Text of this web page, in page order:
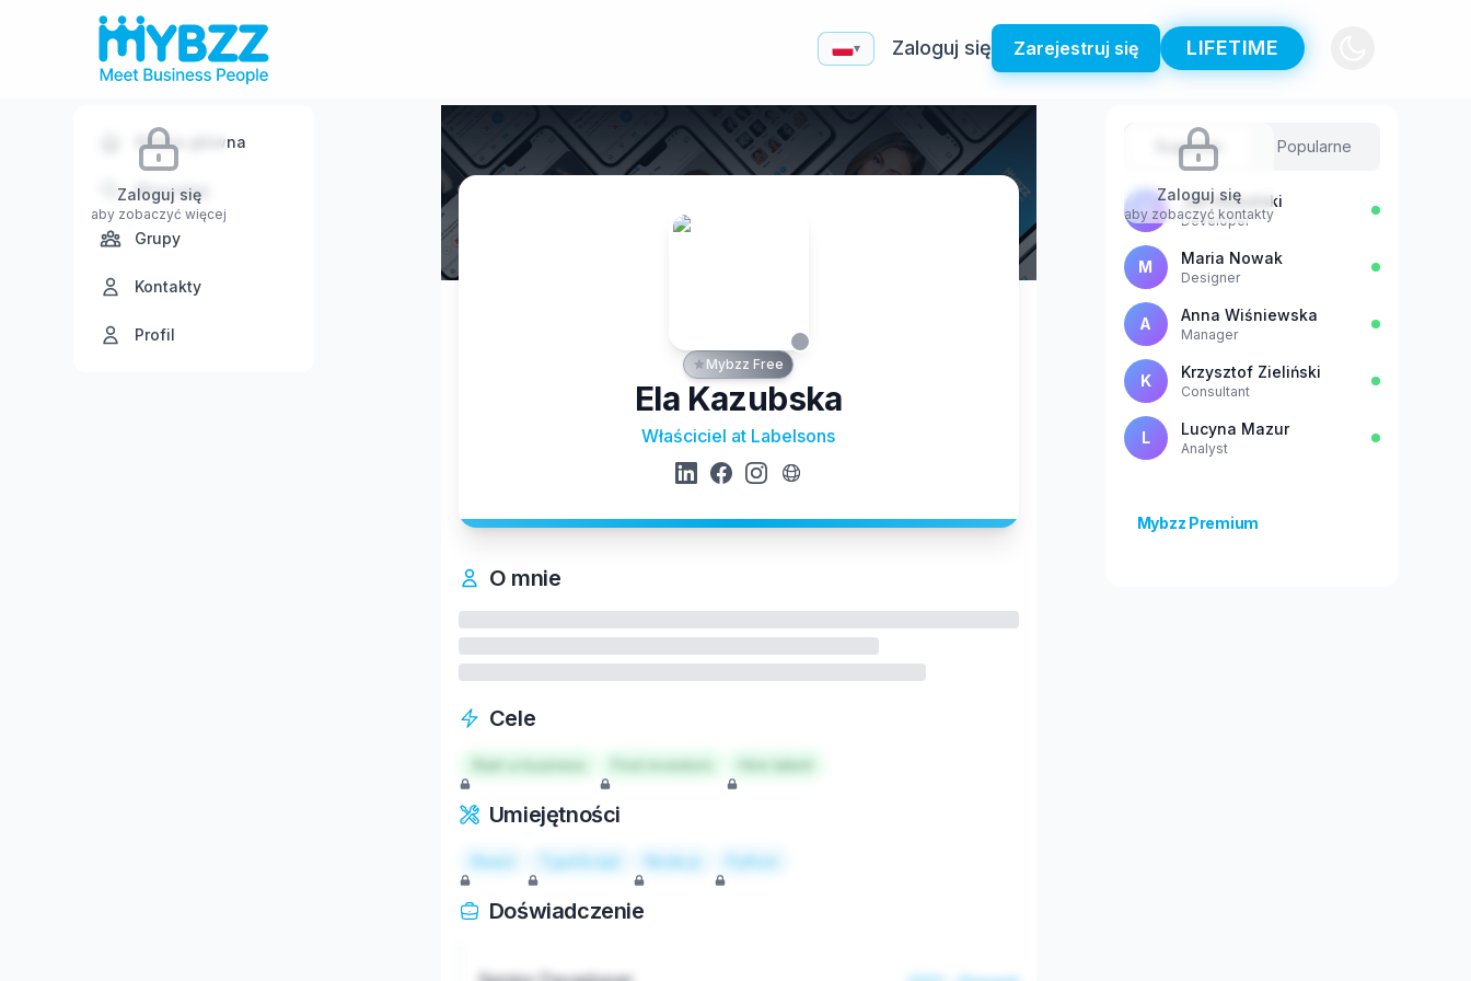
▾ Zaloguj się Zarejestruj się LIFETIME
Zaloguj się
aby zobaczyć więcej
Strona główna
Wyszukaj
Grupy
Kontakty
Profil
Mybzz Free
Ela Kazubska
Właściciel at Labelsons
O mnie
Cele
Start a business Hire talent
Umiejętności
React TypeScript Node.js Python
Doświadczenie
Zaloguj się
aby zobaczyć kontakty
Sugestie Popularne
J Jan Kowalski
Developer
M Maria Nowak
Designer
A Anna Wiśniewska
Manager
K Krzysztof Zieliński
Consultant
L Lucyna Mazur
Analyst
Mybzz Premium